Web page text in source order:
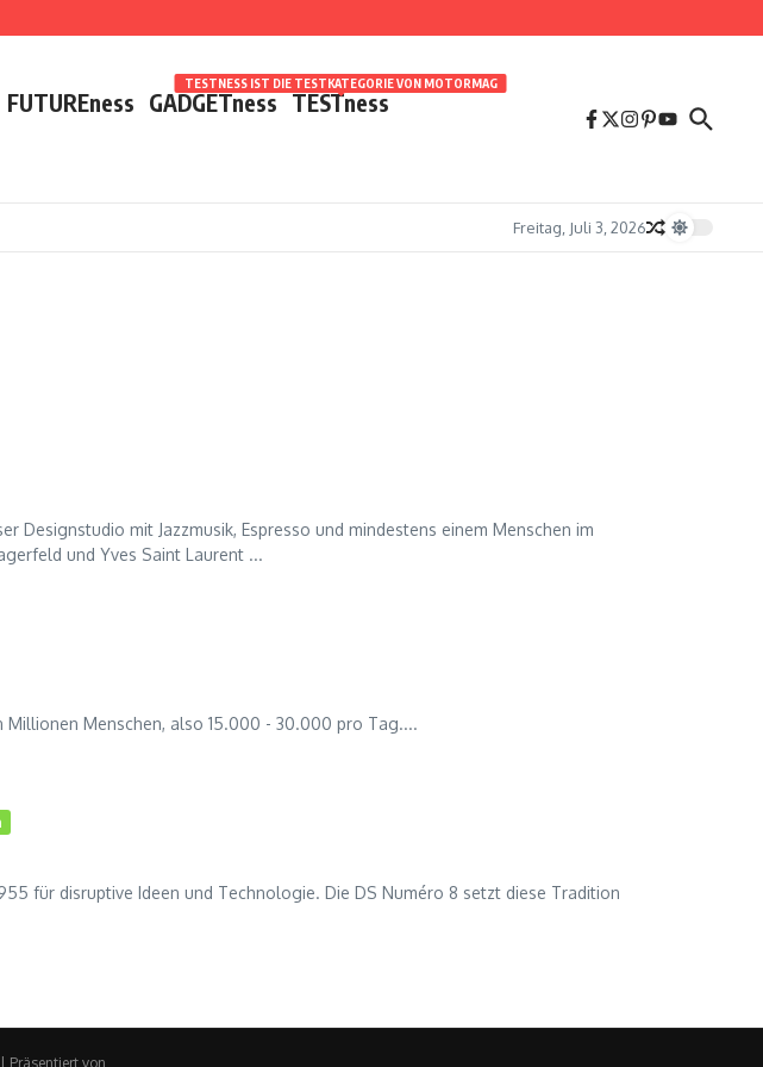
FUTUREness GADGETness TESTness
TESTNESS IST DIE TESTKATEGORIE VON MOTORMAG
Freitag, Juli 3, 2026
Designstudio mit Jazzmusik, Espresso und mindestens einem Menschen im
und Yves Saint Laurent ...
Menschen, also 15.000 - 30.000 pro Tag....
für disruptive Ideen und Technologie. Die DS Numéro 8 setzt diese Tradition
Präsentiert von